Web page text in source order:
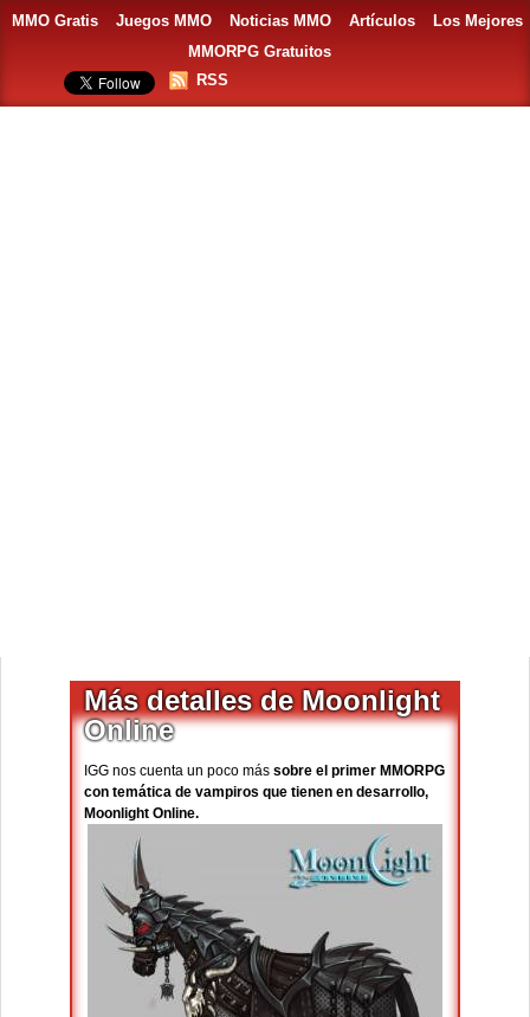
MMO Gratis Juegos MMO Noticias MMO Artículos
Los Mejores
MMORPG Gratuitos
RSS
Más detalles de Moonlight
Online
IGG nos cuenta un poco más sobre el primer MMORPG
con temática de vampiros que tienen en desarrollo,
Moonlight Online.